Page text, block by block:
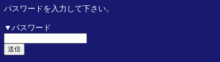
パスワードを入力して下さい。
▼パスワード